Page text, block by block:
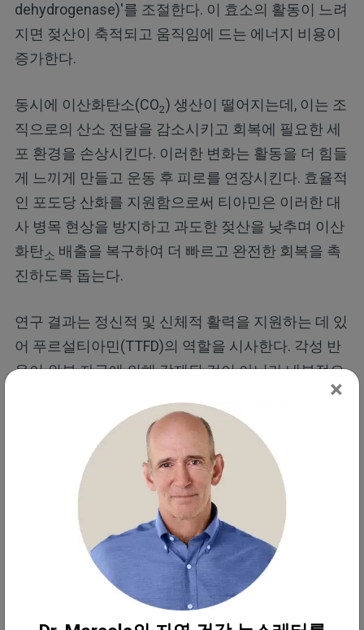
dehydrogenase)'를 조절한다. 이 효소의 활동이 느려
지면 젖산이 축적되고 움직임에 드는 에너지 비용이
증가한다.
동시에 이산화탄소(CO2) 생산이 떨어지는데, 이는 조
직으로의 산소 전달을 감소시키고 회복에 필요한 세
포 환경을 손상시킨다. 이러한 변화는 활동을 더 힘들
게 느끼게 만들고 운동 후 피로를 연장시킨다. 효율적
인 포도당 산화를 지원함으로써 티아민은 이러한 대
사 병목 현상을 방지하고 과도한 젖산을 낮추며 이산
화탄소 배출을 복구하여 더 빠르고 완전한 회복을 촉
진하도록 돕는다.
연구 결과는 정신적 및 신체적 활력을 지원하는 데 있
어 푸르설티아민(TTFD)의 역할을 시사한다. 각성 반
응이 외부 자극에 의해 강제된 것이 아니라 내부적으
로 유도되었기 때문에, 푸르설티아민(TTFD)은 에너
지가 낮거나 몰입하기 어려울 때 동기 부여, 집중력
및 행동 추진력을 되찾는 데 도움이 될 수 있다.
티아민의 기타 건강 효능
운동 동기를 높이는 것 외에도 티아민은 신체와 정신
이 원활하게 기능하도록 유지하는 광범위한 과정을
돕는다. 티아민의 역할은 다음과 같이 건강의 많은 필
수적인 측면으로 확장된다.
×